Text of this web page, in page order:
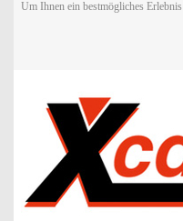
Um Ihnen ein bestmögliches